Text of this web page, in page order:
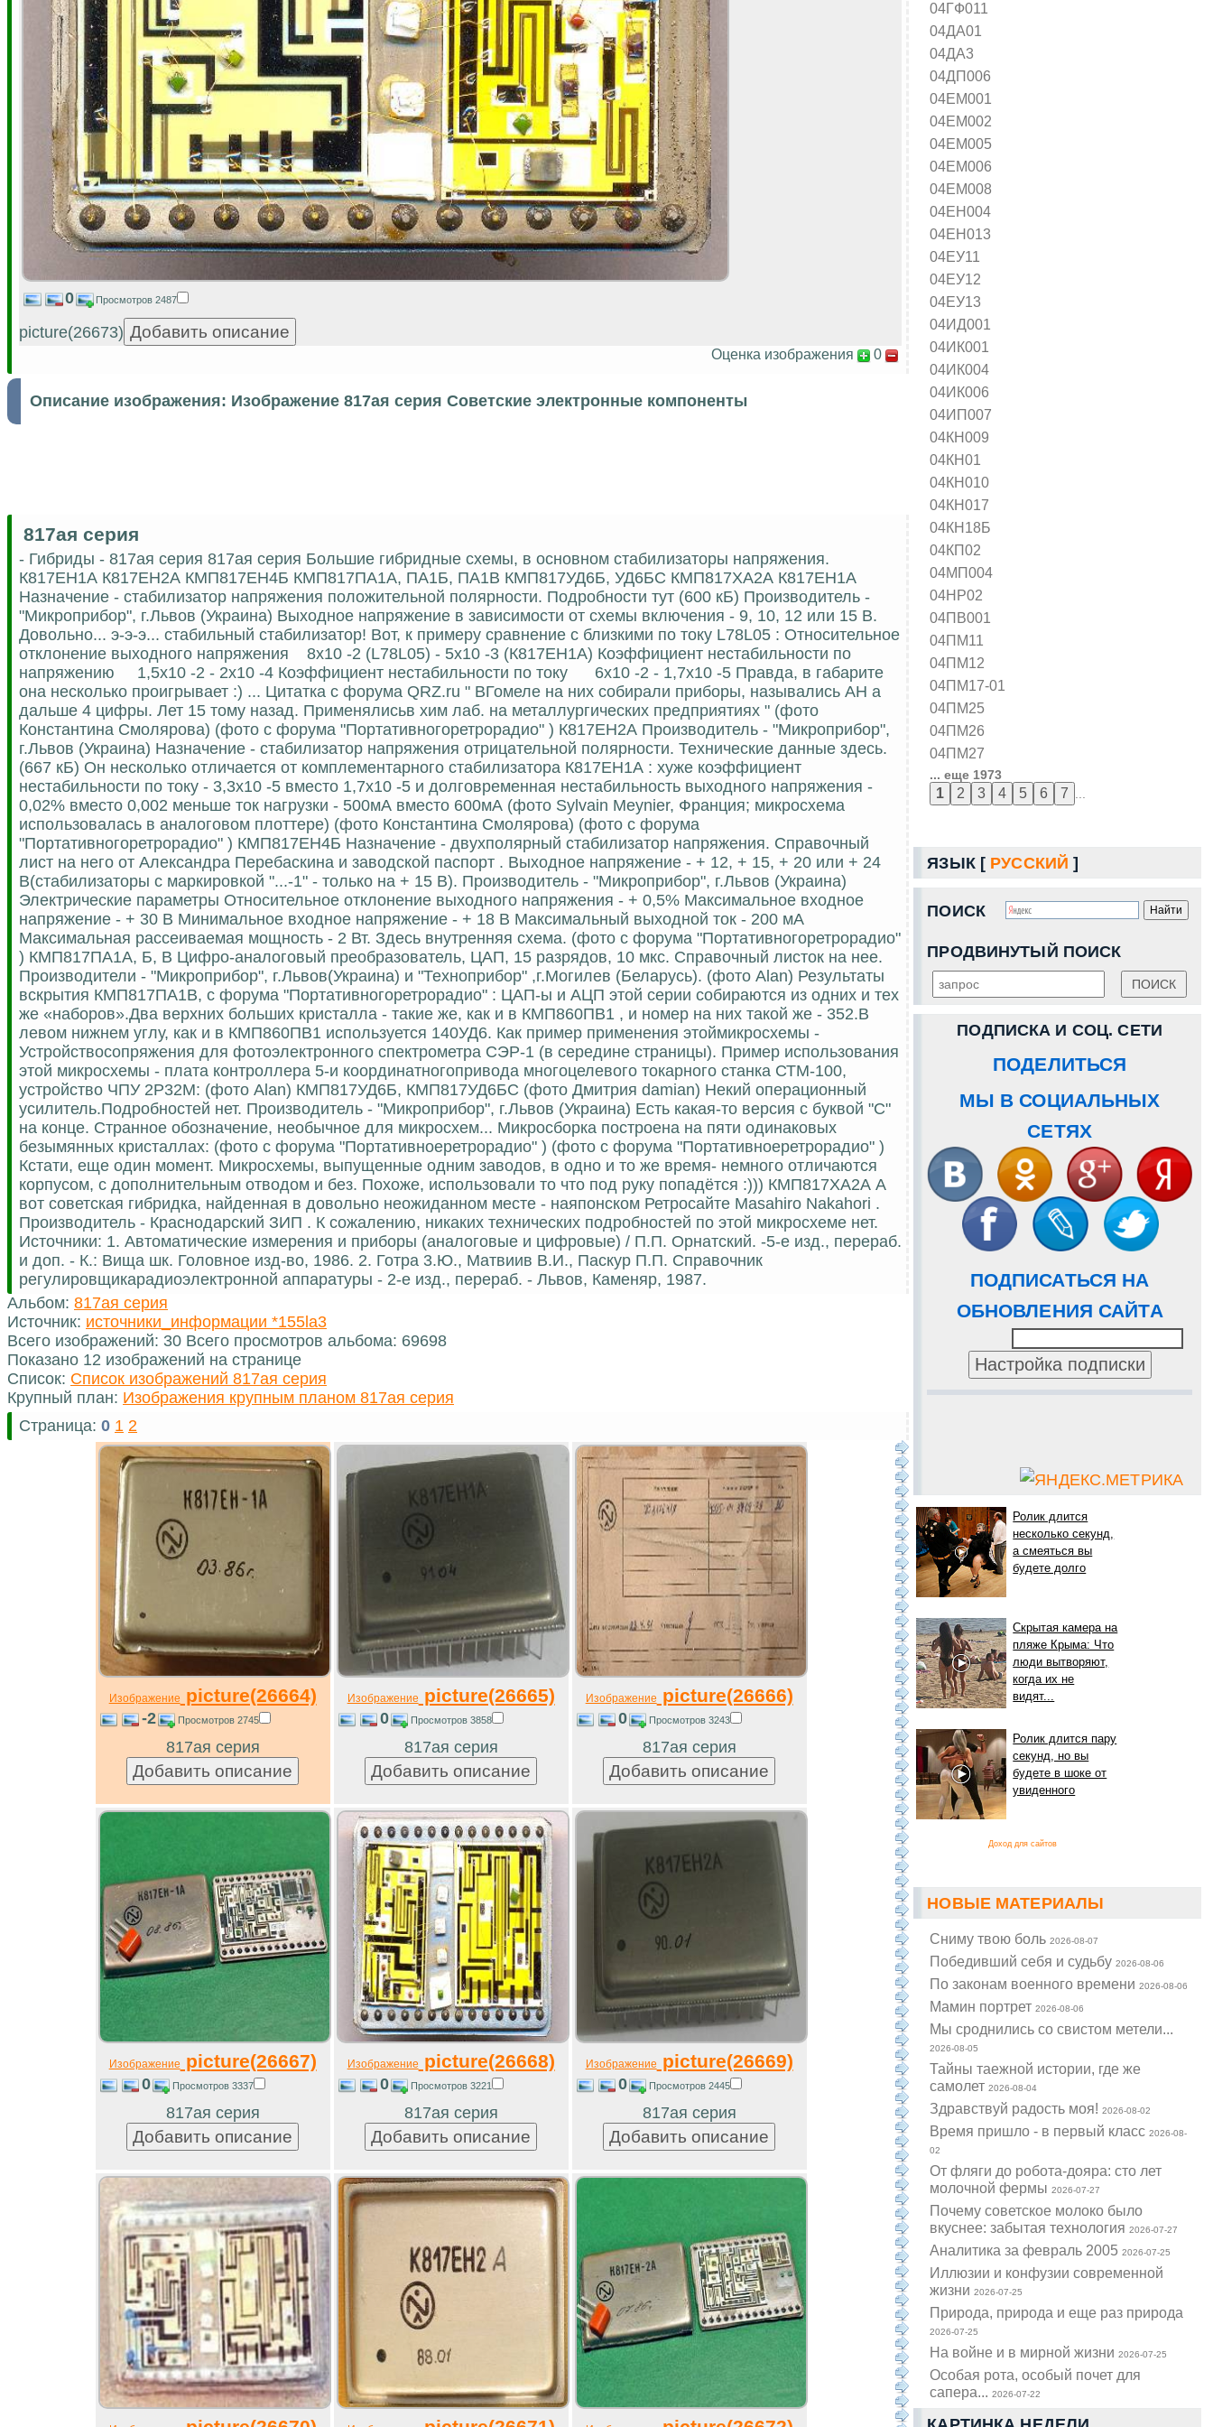
04ГФ011
04ДА01
04ДА3
04ДП006
04ЕМ001
04ЕМ002
04ЕМ005
04ЕМ006
04ЕМ008
04ЕН004
04ЕН013
04ЕУ11
04ЕУ12
04ЕУ13
04ИД001
04ИК001
04ИК004
04ИК006
04ИП007
04КН009
04КН01
04КН010
04КН017
04КН18Б
04КП02
04МП004
04НР02
04ПВ001
04ПМ11
04ПМ12
04ПМ17-01
04ПМ25
04ПМ26
04ПМ27
... еще 1973
ЯЗЫК [ РУССКИЙ ]
ПОИСК
ПРОДВИНУТЫЙ ПОИСК
ПОДПИСКА И СОЦ. СЕТИ
ПОДЕЛИТЬСЯ
МЫ В СОЦИАЛЬНЫХ
СЕТЯХ
ПОДПИСАТЬСЯ НА
ОБНОВЛЕНИЯ САЙТА
Ролик длится
несколько секунд,
а смеяться вы
будете долго
Скрытая камера на
пляже Крыма: Что
люди вытворяют,
когда их не
видят...
Ролик длится пару
секунд, но вы
будете в шоке от
увиденного
Доход для сайтов
НОВЫЕ МАТЕРИАЛЫ
Cниму твою боль2026-08-07
Победивший себя и судьбу2026-08-06
По законам военного времени2026-08-06
Мамин портрет2026-08-06
Мы сроднились со свистом метели...
2026-08-05
Тайны таежной истории, где же
самолет2026-08-04
Здравствуй радость моя!2026-08-02
Время пришло - в первый класс2026-08-
02
От фляги до робота-дояра: сто лет
молочной фермы2026-07-27
Почему советское молоко было
вкуснее: забытая технология2026-07-27
Аналитика за февраль 20052026-07-25
Иллюзии и конфузии современной
жизни2026-07-25
Природа, природа и еще раз природа
2026-07-25
На войне и в мирной жизни2026-07-25
Особая рота, особый почет для
сапера...2026-07-22
0 Просмотров 2487
picture(26673)
Оценка изображения 0
Описание изображения: Изображение 817ая серия Советские электронные компоненты
817ая серия
- Гибриды - 817ая серия 817ая серия Большие гибридные схемы, в основном стабилизаторы напряжения.
К817ЕН1А К817ЕН2А КМП817ЕН4Б КМП817ПА1А, ПА1Б, ПА1В КМП817УД6Б, УД6БС КМП817ХА2А К817ЕН1А
Назначение - стабилизатор напряжения положительной полярности. Подробности тут (600 кБ) Производитель -
"Микроприбор", г.Львов (Украина) Выходное напряжение в зависимости от схемы включения - 9, 10, 12 или 15 В.
Довольно... э-э-э... стабильный стабилизатор! Вот, к примеру сравнение с близкими по току L78L05 : Относительное
отклонение выходного напряжения 8х10 -2 (L78L05) - 5х10 -3 (К817ЕН1А) Коэффициент нестабильности по
напряжению 1,5х10 -2 - 2х10 -4 Коэффициент нестабильности по току 6х10 -2 - 1,7х10 -5 Правда, в габарите
она несколько проигрывает :) ... Цитатка с форума QRZ.ru " ВГомеле на них собирали приборы, назывались АН а
дальше 4 цифры. Лет 15 тому назад. Применялисьв хим лаб. на металлургических предприятиях " (фото
Константина Смолярова) (фото с форума "Портативногоретрорадио" ) К817ЕН2А Производитель - "Микроприбор",
г.Львов (Украина) Назначение - стабилизатор напряжения отрицательной полярности. Технические данные здесь.
(667 кБ) Он несколько отличается от комплементарного стабилизатора К817ЕН1А : хуже коэффициент
нестабильности по току - 3,3х10 -5 вместо 1,7х10 -5 и долговременная нестабильность выходного напряжения -
0,02% вместо 0,002 меньше ток нагрузки - 500мА вместо 600мА (фото Sylvain Meynier, Франция; микросхема
использовалась в аналоговом плоттере) (фото Константина Смолярова) (фото с форума
"Портативногоретрорадио" ) КМП817ЕН4Б Назначение - двухполярный стабилизатор напряжения. Справочный
лист на него от Александра Перебаскина и заводской паспорт . Выходное напряжение - + 12, + 15, + 20 или + 24
В(стабилизаторы с маркировкой "...-1" - только на + 15 В). Производитель - "Микроприбор", г.Львов (Украина)
Электрические параметры Относительное отклонение выходного напряжения - + 0,5% Максимальное входное
напряжение - + 30 В Минимальное входное напряжение - + 18 В Максимальный выходной ток - 200 мА
Максимальная рассеиваемая мощность - 2 Вт. Здесь внутренняя схема. (фото с форума "Портативногоретрорадио"
) КМП817ПА1А, Б, В Цифро-аналоговый преобразователь, ЦАП, 15 разрядов, 10 мкс. Справочный листок на нее.
Производители - "Микроприбор", г.Львов(Украина) и "Техноприбор" ,г.Могилев (Беларусь). (фото Alan) Результаты
вскрытия КМП817ПА1В, с форума "Портативногоретрорадио" : ЦАП-ы и АЦП этой серии собираются из одних и тех
же «наборов».Два верхних больших кристалла - такие же, как и в КМП860ПВ1 , и номер на них такой же - 352.В
левом нижнем углу, как и в КМП860ПВ1 используется 140УД6. Как пример применения этоймикросхемы -
Устройствосопряжения для фотоэлектронного спектрометра СЭР-1 (в середине страницы). Пример использования
этой микросхемы - плата контроллера 5-и координатногопривода многоцелевого токарного станка СТМ-100,
устройство ЧПУ 2Р32М: (фото Alan) КМП817УД6Б, КМП817УД6БС (фото Дмитрия damian) Некий операционный
усилитель.Подробностей нет. Производитель - "Микроприбор", г.Львов (Украина) Есть какая-то версия с буквой "С"
на конце. Странное обозначение, необычное для микросхем... Микросборка построена на пяти одинаковых
безымянных кристаллах: (фото с форума "Портативноеретрорадио" ) (фото с форума "Портативноеретрорадио" )
Кстати, еще один момент. Микросхемы, выпущенные одним заводов, в одно и то же время- немного отличаются
корпусом, с дополнительным отводом и без. Похоже, использовали то что под руку попадётся :))) КМП817ХА2А А
вот советская гибридка, найденная в довольно неожиданном месте - наяпонском Ретросайте Masahiro Nakahori .
Производитель - Краснодарский ЗИП . К сожалению, никаких технических подробностей по этой микросхеме нет.
Источники: 1. Автоматические измерения и приборы (аналоговые и цифровые) / П.П. Орнатский. -5-е изд., перераб.
и доп. - К.: Вища шк. Головное изд-во, 1986. 2. Готра 3.Ю., Матвиив В.И., Паскур П.П. Справочник
регулировщикарадиоэлектронной аппаратуры - 2-е изд., перераб. - Львов, Каменяр, 1987.
Альбом: 817ая серия
Источник: источники_информации *155la3
Всего изображений: 30 Всего просмотров альбома: 69698
Показано 12 изображений на странице
Список: Список изображений 817ая серия
Крупный план: Изображения крупным планом 817ая серия
Страница: 0 1 2
Изображение picture(26664)
-2 Просмотров 2745
817ая серия
Изображение picture(26665)
0 Просмотров 3858
817ая серия
Изображение picture(26666)
0 Просмотров 3243
817ая серия
Изображение picture(26667)
0 Просмотров 3337
817ая серия
Изображение picture(26668)
0 Просмотров 3221
817ая серия
Изображение picture(26669)
0 Просмотров 2445
817ая серия